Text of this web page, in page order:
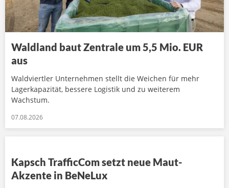
Waldland baut Zentrale um 5,5 Mio. EUR
aus
Waldviertler Unternehmen stellt die Weichen für mehr
Lagerkapazität, bessere Logistik und zu weiterem
Wachstum.
07.08.2026
Kapsch TrafficCom setzt neue Maut-
Akzente in BeNeLux